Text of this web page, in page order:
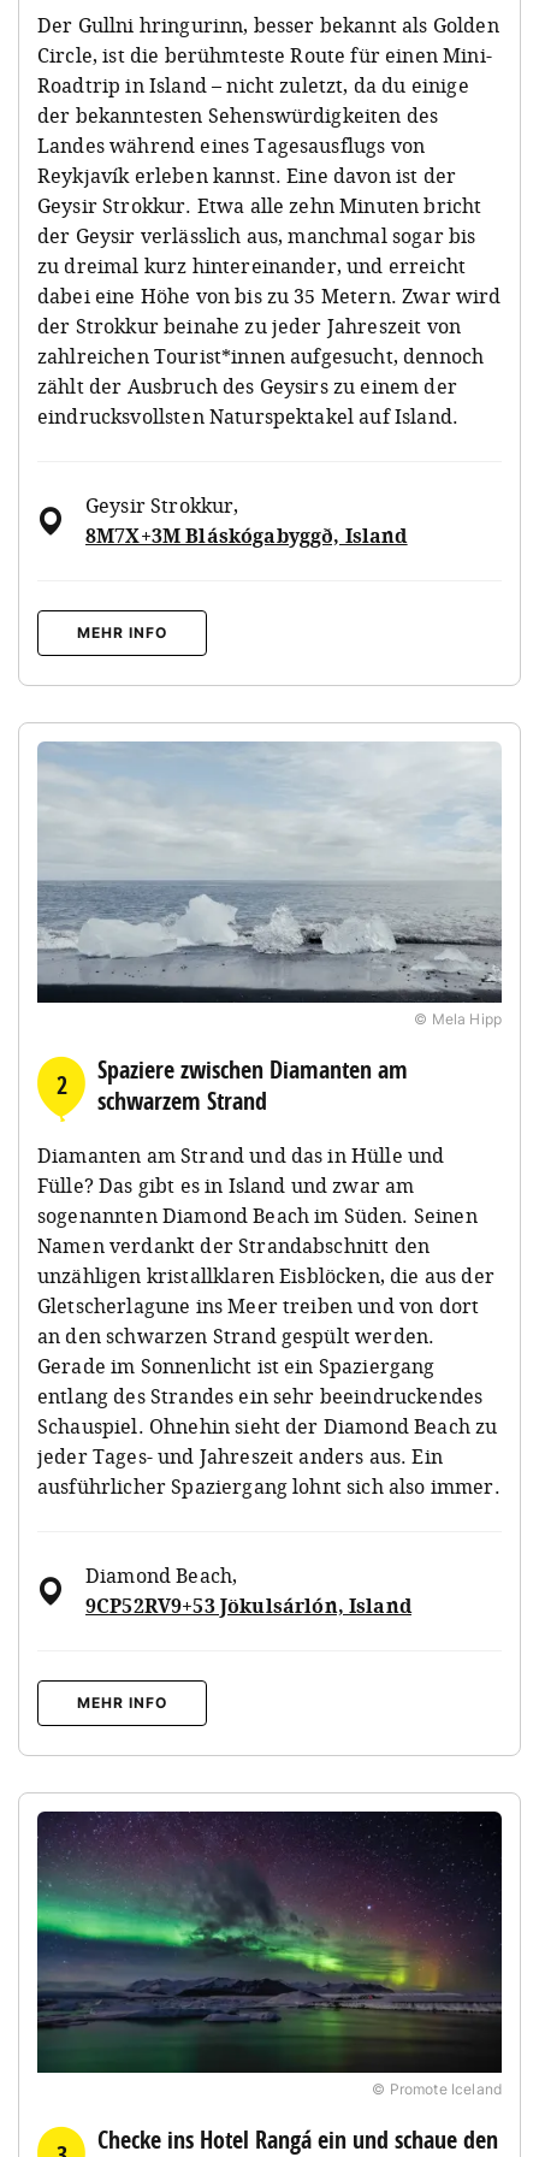
Der Gullni hringurinn, besser bekannt als Golden
Circle, ist die berühmteste Route für einen Mini-
Roadtrip in Island – nicht zuletzt, da du einige
der bekanntesten Sehenswürdigkeiten des
Landes während eines Tagesausflugs von
Reykjavík erleben kannst. Eine davon ist der
Geysir Strokkur. Etwa alle zehn Minuten bricht
der Geysir verlässlich aus, manchmal sogar bis
zu dreimal kurz hintereinander, und erreicht
dabei eine Höhe von bis zu 35 Metern. Zwar wird
der Strokkur beinahe zu jeder Jahreszeit von
zahlreichen Tourist*innen aufgesucht, dennoch
zählt der Ausbruch des Geysirs zu einem der
eindrucksvollsten Naturspektakel auf Island.
Geysir Strokkur,
8M7X+3M Bláskógabyggð, Island
MEHR INFO
© Mela Hipp
2
Spaziere zwischen Diamanten am
schwarzem Strand
Diamanten am Strand und das in Hülle und
Fülle? Das gibt es in Island und zwar am
sogenannten Diamond Beach im Süden. Seinen
Namen verdankt der Strandabschnitt den
unzähligen kristallklaren Eisblöcken, die aus der
Gletscherlagune ins Meer treiben und von dort
an den schwarzen Strand gespült werden.
Gerade im Sonnenlicht ist ein Spaziergang
entlang des Strandes ein sehr beeindruckendes
Schauspiel. Ohnehin sieht der Diamond Beach zu
jeder Tages- und Jahreszeit anders aus. Ein
ausführlicher Spaziergang lohnt sich also immer.
Diamond Beach,
9CP52RV9+53 Jökulsárlón, Island
MEHR INFO
© Promote Iceland
Checke ins Hotel Rangá ein und schaue den